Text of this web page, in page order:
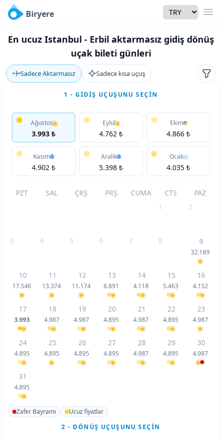
Biryere Currency
En ucuz Istanbul - Erbil aktarmasız gidiş dönüş
uçak bileti günleri
Sadece Aktarmasız Sadece kısa uçuş
1 - GIDIŞ UÇUŞUNU SEÇIN
Ağustos
3.993 ₺
Eylül
4.762 ₺
Ekim
4.866 ₺
Kasım
4.902 ₺
Aralık
5.398 ₺
Ocak
4.035 ₺
PZT SAL ÇRŞ PRŞ CUMA CTS
PAZ
1
2
3 4 5 6 7 8 9
32.189
10
17.546
11
13.374
12
11.174
13
6.891
14
4.118
15
5.463
16
4.152
17
3.993
18
4.987
19
4.987
20
4.895
21
4.987
22
4.895
23
4.987
24
4.895
25
4.895
26
4.895
27
4.895
28
4.987
29
4.895
30
4.987
31
4.895
Zafer Bayramı
Ucuz fiyatlar
2 - DÖNÜŞ UÇUŞUNU SEÇIN